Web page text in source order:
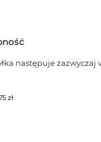
następuje zazwyczaj
zł